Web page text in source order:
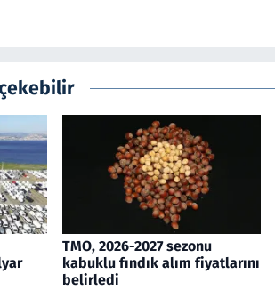
TMO, 2026-2027 sezonu
kabuklu fındık alım fiyatlarını
belirledi